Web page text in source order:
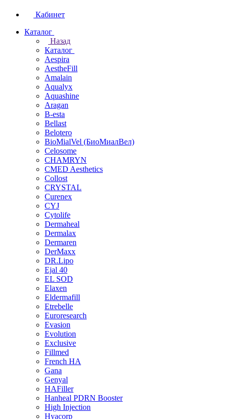
Кабинет
Каталог
Назад
Каталог
Aespira
AestheFill
Amalain
Aqualyx
Aquashine
Aragan
B-esta
Bellast
Belotero
BioMialVel (БиоМиалВел)
Celosome
CHAMRYN
CMED Aesthetics
Collost
CRYSTAL
Curenex
CYJ
Cytolife
Dermaheal
Dermalax
Dermaren
DerMaxx
DR.Lipo
Ejal 40
EL SOD
Elaxen
Eldermafill
Etrebelle
Euroresearch
Evasion
Evolution
Exclusive
Fillmed
French HA
Gana
Genyal
HAFiller
Hanheal PDRN Booster
High Injection
Hyacorp